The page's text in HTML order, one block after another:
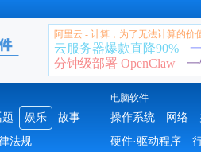
阿里云 - 计算，为了无法计算的价
云服务器爆款直降90%
分钟级部署 OpenClaw
电脑软件
题 娱乐
故事
法规
操作系统 网络
硬件·驱动程序